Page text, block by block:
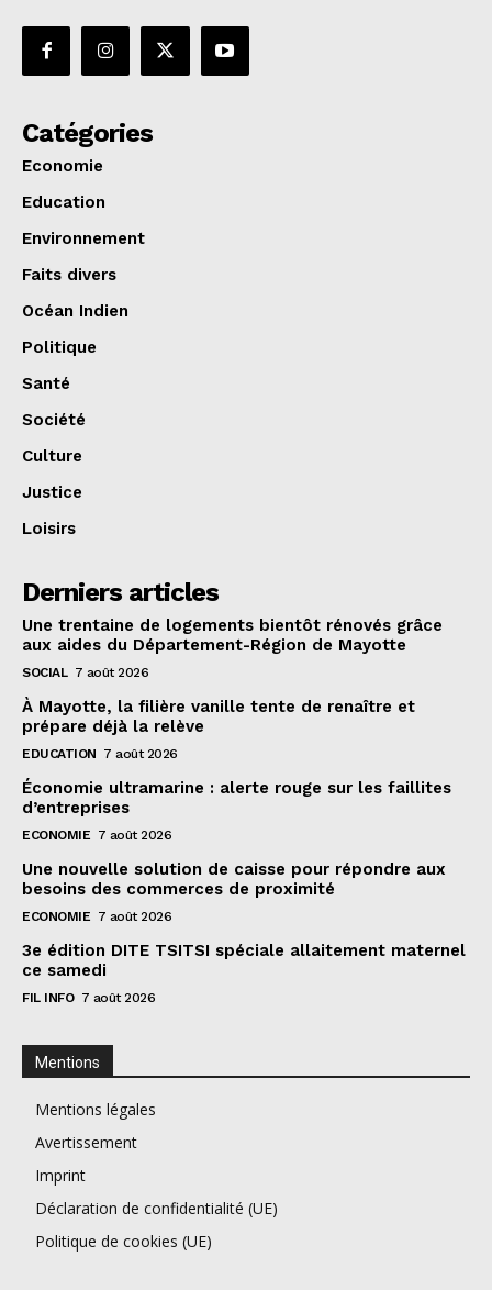
Catégories
Economie
Education
Environnement
Faits divers
Océan Indien
Politique
Santé
Société
Culture
Justice
Loisirs
Derniers articles
Une trentaine de logements bientôt rénovés grâce
aux aides du Département-Région de Mayotte
SOCIAL 7 août 2026
À Mayotte, la filière vanille tente de renaître et
prépare déjà la relève
EDUCATION 7 août 2026
Économie ultramarine : alerte rouge sur les faillites
d’entreprises
ECONOMIE 7 août 2026
Une nouvelle solution de caisse pour répondre aux
besoins des commerces de proximité
ECONOMIE 7 août 2026
3e édition DITE TSITSI spéciale allaitement maternel
ce samedi
FIL INFO 7 août 2026
Mentions
Mentions légales
Avertissement
Imprint
Déclaration de confidentialité (UE)
Politique de cookies (UE)